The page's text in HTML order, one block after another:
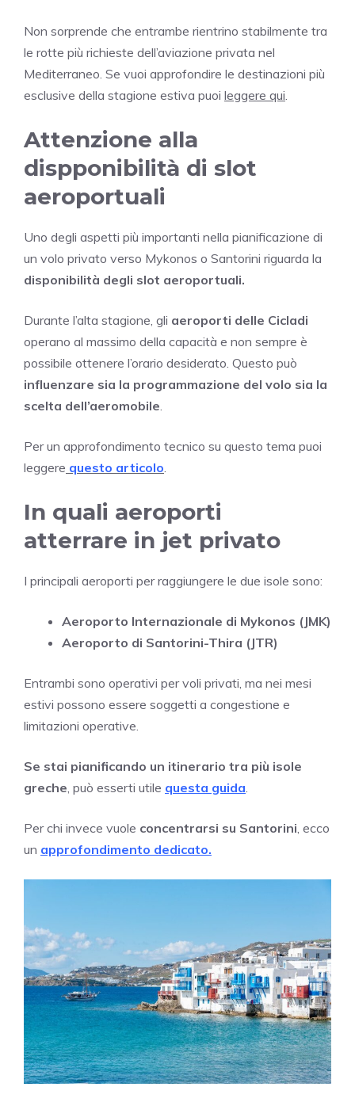
Non sorprende che entrambe rientrino stabilmente tra
le rotte più richieste dell’aviazione privata nel
Mediterraneo. Se vuoi approfondire le destinazioni più
esclusive della stagione estiva puoi leggere qui
Attenzione alla
dispponibilità di slot
aeroportuali
Uno degli aspetti più importanti nella pianificazione di
un volo privato verso Mykonos o Santorini riguarda la
disponibilità degli slot aeroportuali.
Durante l’alta stagione, gli aeroporti delle Cicladi
operano al massimo della capacità e non sempre è
possibile ottenere l’orario desiderato. Questo può
influenzare sia la programmazione del volo sia la
scelta dell’aeromobile
Per un approfondimento tecnico su questo tema puoi
leggere questo articolo
In quali aeroporti
atterrare in jet privato
I principali aeroporti per raggiungere le due isole sono:
Aeroporto Internazionale di Mykonos (JMK)
Aeroporto di Santorini-Thira (JTR)
Entrambi sono operativi per voli privati, ma nei mesi
estivi possono essere soggetti a congestione e
limitazioni operative.
Se stai pianificando un itinerario tra più isole
greche , può esserti utile questa guida
Per chi invece vuole concentrarsi su Santorini , ecco
un approfondimento dedicato.